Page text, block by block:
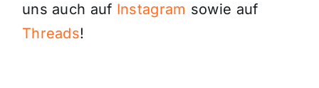
uns auch auf Instagram sowie auf
Threads!